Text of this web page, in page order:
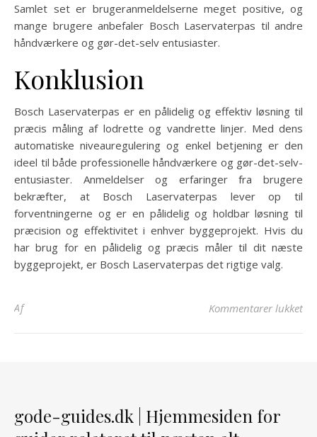
Samlet set er brugeranmeldelserne meget positive, og
mange brugere anbefaler Bosch Laservaterpas til andre
håndværkere og gør-det-selv entusiaster.
Konklusion
Bosch Laservaterpas er en pålidelig og effektiv løsning til
præcis måling af lodrette og vandrette linjer. Med dens
automatiske niveauregulering og enkel betjening er den
ideel til både professionelle håndværkere og gør-det-selv-
entusiaster. Anmeldelser og erfaringer fra brugere
bekræfter, at Bosch Laservaterpas lever op til
forventningerne og er en pålidelig og holdbar løsning til
præcision og effektivitet i enhver byggeprojekt. Hvis du
har brug for en pålidelig og præcis måler til dit næste
byggeprojekt, er Bosch Laservaterpas det rigtige valg.
Af Kommentarer lukkettil
gode-guides.dk | Hjemmesiden for